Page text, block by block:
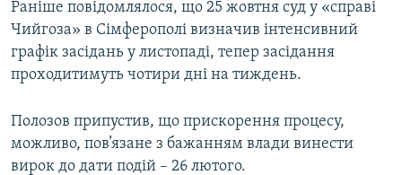
Раніше повідомлялося, що 25 жовтня суд у «справі
Чийгоза» в Сімферополі визначив інтенсивний
графік засідань у листопаді, тепер засідання
проходитимуть чотири дні на тиждень.
Полозов припустив, що прискорення процесу,
можливо, пов’язане з бажанням влади винести
вирок до дати подій – 26 лютого.